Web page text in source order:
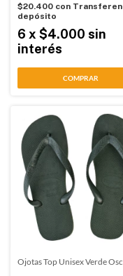
$20.400 con
depósito
6 x $4.000 sin
interés
COMPRAR
Ojotas Top Unisex Verde